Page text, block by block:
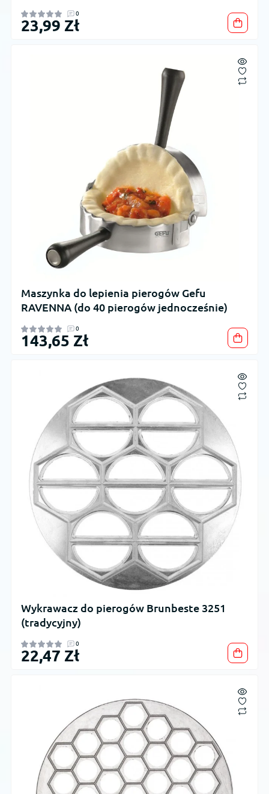
0
23,99 Zł
Maszynka do lepienia pierogów Gefu
RAVENNA (do 40 pierogów jednocześnie)
0
143,65 Zł
Wykrawacz do pierogów Brunbeste 3251
(tradycyjny)
0
22,47 Zł